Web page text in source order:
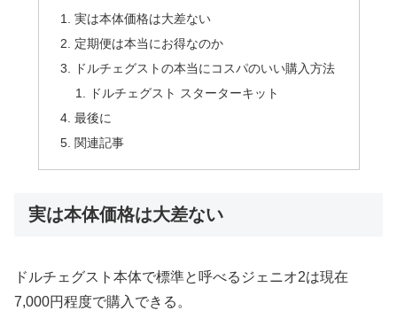
実は本体価格は大差ない
定期便は本当にお得なのか
ドルチェグストの本当にコスパのいい購入方法
ドルチェグスト スターターキット
最後に
関連記事
実は本体価格は大差ない
ドルチェグスト本体で標準と呼べるジェニオ2は現在
7,000円程度で購入できる。